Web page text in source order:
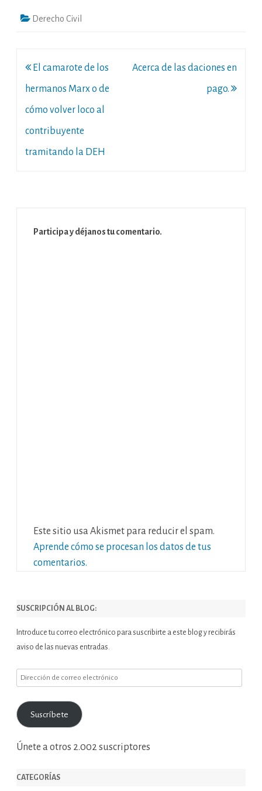
Derecho Civil
Navegación
de
entradas
El camarote de los
hermanos Marx o de
cómo volver loco al
contribuyente
tramitando la DEH
Acerca de las daciones en
pago.
Participa y déjanos tu comentario.
Este sitio usa Akismet para reducir el spam.
Aprende cómo se procesan los datos de tus
comentarios.
SUSCRIPCIÓN AL BLOG:
Introduce tu correo electrónico para suscribirte a este blog y recibirás
aviso de las nuevas entradas.
Dirección
correo
electrónico
Suscríbete
Únete a otros 2.002 suscriptores
CATEGORÍAS